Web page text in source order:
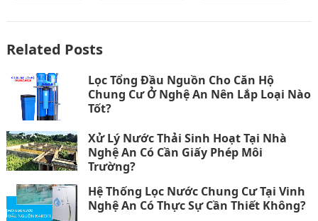
Related Posts
Lọc Tổng Đầu Nguồn Cho Căn Hộ
Chung Cư Ở Nghệ An Nên Lắp Loại Nào
Tốt?
Xử Lý Nước Thải Sinh Hoạt Tại Nhà
Nghệ An Có Cần Giấy Phép Môi
Trường?
Hệ Thống Lọc Nước Chung Cư Tại Vinh
Nghệ An Có Thực Sự Cần Thiết Không?